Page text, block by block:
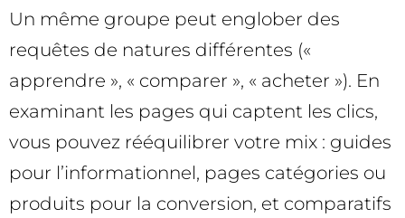
Un même groupe peut englober des
requêtes de natures différentes («
apprendre », « comparer », « acheter »). En
examinant les pages qui captent les clics,
vous pouvez rééquilibrer votre mix : guides
pour l’informationnel, pages catégories ou
produits pour la conversion, et comparatifs